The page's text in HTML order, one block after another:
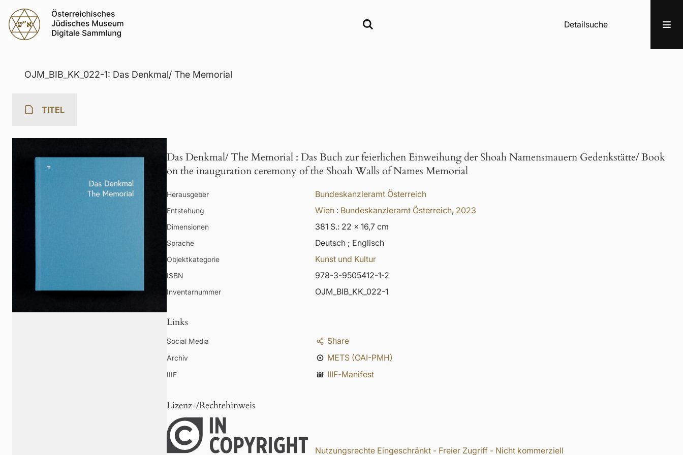
Detailsuche
OJM_BIB_KK_022-1: Das Denkmal/ The Memorial
TITEL
Das Denkmal/ The Memorial : Das Buch zur feierlichen Einweihung der Shoah Namensmauern Gedenkstätte/ Book
on the inauguration ceremony of the Shoah Walls of Names Memorial
Herausgeber Bundeskanzleramt Österreich
Entstehung Wien : Bundeskanzleramt Österreich, 2023
Dimensionen 381 S.: 22 x 16,7 cm
Sprache Deutsch ; Englisch
Objektkategorie Kunst und Kultur
ISBN 978-3-9505412-1-2
Inventarnummer OJM_BIB_KK_022-1
Links
Social Media Share
Archiv METS (OAI-PMH)
IIIF IIIF-Manifest
Lizenz-/Rechtehinweis
Nutzungsrechte Eingeschränkt - Freier Zugriff - Nicht kommerziell